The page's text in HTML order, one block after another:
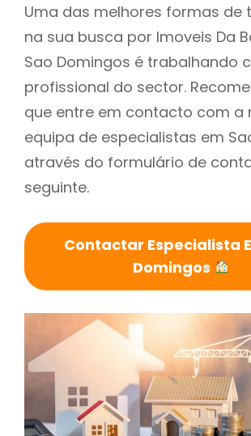
Uma das melhores formas de
na sua busca por Imoveis Da
Sao Domingos é trabalhando
profissional do sector.
que entre em contacto com a
equipa de especialistas em
através do formulário de
seguinte.
Contactar Especialista
Domingos